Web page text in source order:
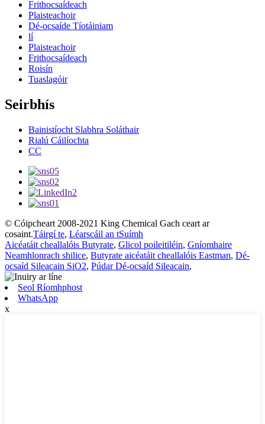
Frithocsaídeach
Plaisteachoir
Dé-ocsaíde Tíotáiniam
lí
Plaisteachoir
Frithocsaídeach
Roisín
Tuaslagóir
Seirbhís
Bainistíocht Slabhra Soláthair
Rialú Cáilíochta
CC
© Cóipcheart 2008-2021 King Chemical Gach ceart ar
cosaint.Táirgí te, Léarscáil an tSuímh
Aicéatáit cheallalóis Butyrate, Glicol poileitiléin, Gníomhaire
Neamhlonrach shilice, Butyrate aicéatáit cheallalóis Eastman, Dé-
ocsaíd Sileacain SiO2, Púdar Dé-ocsaíd Sileacain,
Seol Ríomhphost
WhatsApp
x